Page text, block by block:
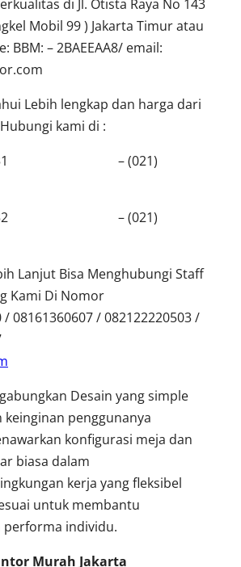
di Jl. Otista Raya No 143
Mobil 99 ) Jakarta Timur atau
BBM: – 2BAEEAA8/ email:
Lebih lengkap dan harga dari
kami di :
– (021)
– (021)
Lanjut Bisa Menghubungi Staff
Kami Di Nomor
/ 08161360607 / 082122220503 /
Desain yang simple
keinginan penggunanya
konfigurasi meja dan
biasa dalam
kerja yang fleksibel
untuk membantu
performa individu.
Murah Jakarta